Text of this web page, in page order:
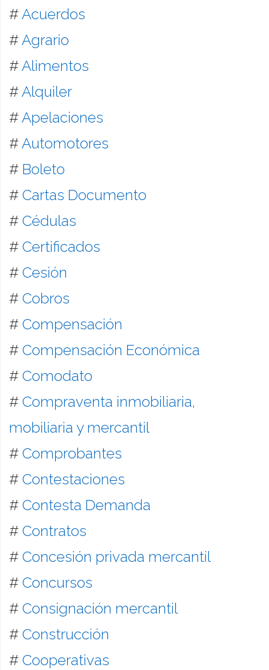
#Acuerdos
#Agrario
#Alimentos
#Alquiler
#Apelaciones
#Automotores
# Boleto
# Cartas Documento
# Cédulas
# Certificados
# Cesión
# Cobros
# Compensación
# Compensación Económica
# Comodato
# Compraventa inmobiliaria,
mobiliaria y mercantil
# Comprobantes
# Contestaciones
# Contesta Demanda
# Contratos
# Concesión privada mercantil
# Concursos
# Consignación mercantil
# Construcción
# Cooperativas